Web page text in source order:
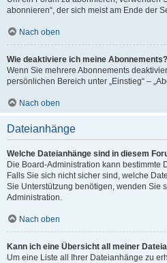
abonnieren“, der sich meist am Ende der
Nach oben
Wie deaktiviere ich meine Abonnements?
Wenn Sie mehrere Abonnements
persönlichen Bereich unter „Einstieg“ –
Nach oben
Dateianhänge
Welche Dateianhänge sind in diesem
Die Board-Administration kann bestimmte
Falls Sie sich nicht sicher sind, welche
Sie Unterstützung benötigen, wenden Sie
Administration.
Nach oben
Kann ich eine Übersicht all meiner
Um eine Liste all Ihrer Dateianhänge zu